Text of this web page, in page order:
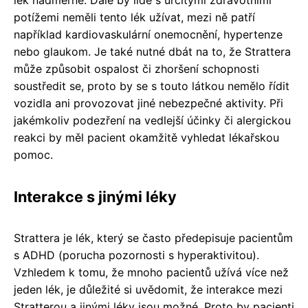
potížemi neměli tento lék užívat, mezi ně patří
například kardiovaskulární onemocnění, hypertenze
nebo glaukom. Je také nutné dbát na to, že Strattera
může způsobit ospalost či zhoršení schopnosti
soustředit se, proto by se s touto látkou nemělo řídit
vozidla ani provozovat jiné nebezpečné aktivity. Při
jakémkoliv podezření na vedlejší účinky či alergickou
reakci by měl pacient okamžitě vyhledat lékařskou
pomoc.
Interakce s jinými léky
Strattera je lék, který se často předepisuje pacientům
s ADHD (porucha pozornosti s hyperaktivitou).
Vzhledem k tomu, že mnoho pacientů užívá více než
jeden lék, je důležité si uvědomit, že interakce mezi